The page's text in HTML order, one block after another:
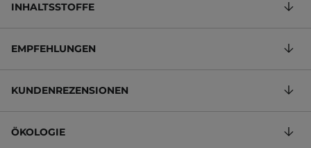
INHALTSSTOFFE
EMPFEHLUNGEN
KUNDENREZENSIONEN
ÖKOLOGIE